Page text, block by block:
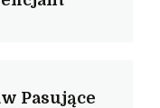
Pasujące